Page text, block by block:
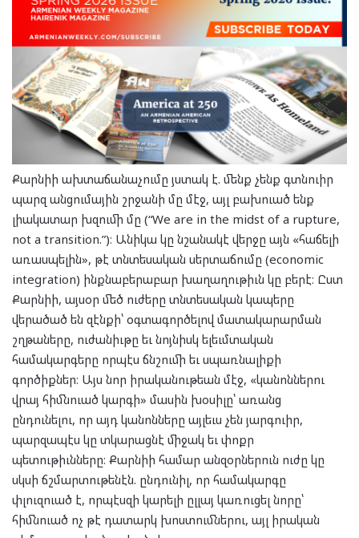
Քարնիի ախտաճանաչումը յստակ է. մենք չենք գտնուիր
պարզ անցումային շրջանի մը մէջ, այլ բախուած ենք
լիակատար խզումի մը (“We are in the midst of a rupture,
not a transition.”)։ Անիկա կը նշանակէ վերջը այն «հաճելի
առասպելին», թէ տնտեսական սերտաճումը (economic
integration) ինքնաբերաբար խաղաղութիւն կը բերէ։ Ըստ
Քարնիի, այսօր մեծ ուժերը տնտեսական կապերը
վերածած են զէնքի՝ օգտագործելով մատակարարման
շղթաները, ուժանիւթը եւ նոյնիսկ ելեւմտական
համակարգերը որպէս ճնշումի եւ սպառնալիքի
գործիքներ։ Այս նոր իրականութեան մէջ, «կանոններու
վրայ հիմնուած կարգի» մասին խօսիլը՝ առանց
ընդունելու, որ այդ կանոնները այլեւս չեն յարգուիր,
պարզապէս կը տկարացնէ միջակ եւ փոքր
պետութիւնները։ Քարնիի համար անզօրներուն ուժը կը
սկսի ճշմարտութենէն. ընդունիլ, որ համակարգը
փլուզուած է, որպէսզի կարելի ըլլայ կառուցել նորը՝
հիմնուած ոչ թէ դատարկ խոստումներու, այլ իրական